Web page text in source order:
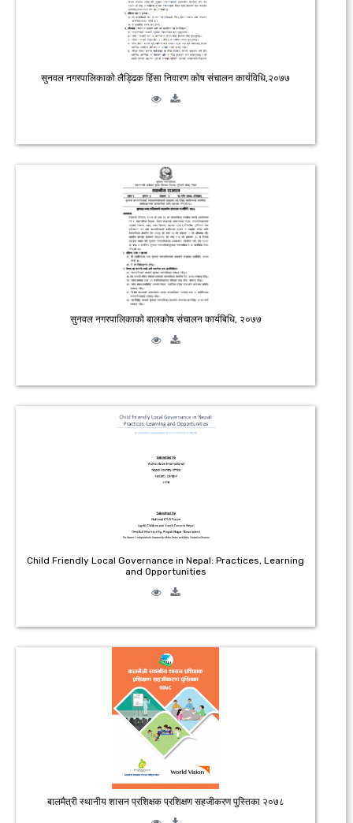
सुनवल नगरपालिकाको लैड्ढिक हिंसा निवारण कोष संचालन कार्यविधि,२०७७
सुनवल नगरपालिकाको बालकोष संचालन कार्यबिधि, २०७७
Child Friendly Local Governance in Nepal: Practices, Learning
and Opportunities
बालमैत्री स्थानीय शासन प्रशिक्षक प्रशिक्षण सहजीकरण पुस्तिका २०७८